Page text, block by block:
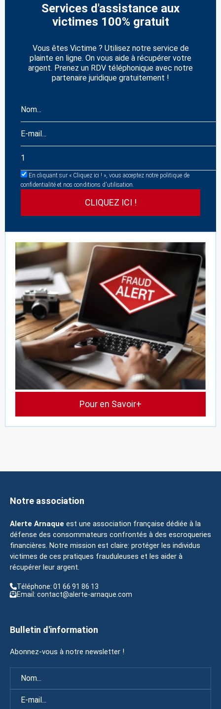
Services d'assistance aux
victimes 100% gratuit
Vous êtes Victime ? Utilisez notre service de
plainte en ligne. On vous aide à récupérer votre
argent. Prenez un RDV téléphonique avec notre
partenaire juridique gratuitement !
En cliquant sur « Cliquez ici ! », vous acceptez notre politique de
confidentialité et nos conditions d'utilisation.
Pour en Savoir+
Notre association
Alerte Arnaque est une association française dédiée à la
défense des consommateurs confrontés à des escroqueries
financières. Notre mission est claire: protéger les individus
victimes de ces pratiques frauduleuses et les aider à
récupérer leur argent.
Téléphone: 01 66 91 86 13
Email: contact@alerte-arnaque.com
Bulletin d'information
Abonnez-vous à notre newsletter !